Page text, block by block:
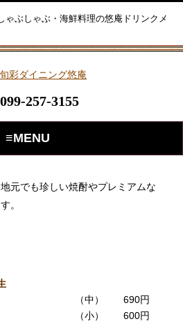
ゃぶしゃぶ・海鮮料理の悠庵ドリンクメ
099-257-3155
≡MENU
元でも珍しい焼酎やプレミアムな
。
（中） 690円
（小） 600円